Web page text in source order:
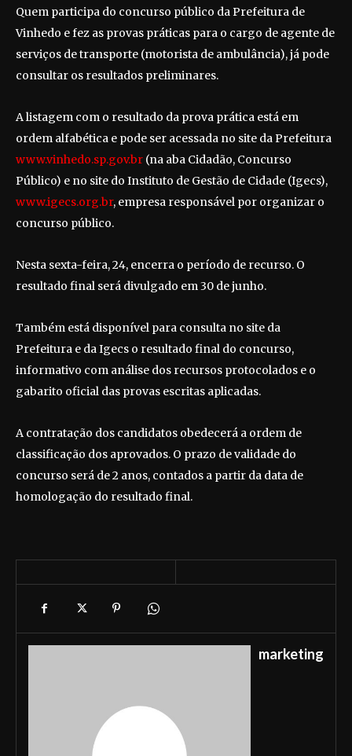
Quem participa do concurso público da Prefeitura de
Vinhedo e fez as provas práticas para o cargo de agente de
serviços de transporte (motorista de ambulância), já pode
consultar os resultados preliminares.
A listagem com o resultado da prova prática está em
ordem alfabética e pode ser acessada no site da Prefeitura
www.vinhedo.sp.gov.br (na aba Cidadão, Concurso
Público) e no site do Instituto de Gestão de Cidade (Igecs),
www.igecs.org.br, empresa responsável por organizar o
concurso público.
Nesta sexta-feira, 24, encerra o período de recurso. O
resultado final será divulgado em 30 de junho.
Também está disponível para consulta no site da
Prefeitura e da Igecs o resultado final do concurso,
informativo com análise dos recursos protocolados e o
gabarito oficial das provas escritas aplicadas.
A contratação dos candidatos obedecerá a ordem de
classificação dos aprovados. O prazo de validade do
concurso será de 2 anos, contados a partir da data de
homologação do resultado final.
marketing